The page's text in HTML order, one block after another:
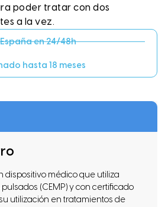
poder tratar con dos
a la vez.
en 24/48h
hasta 18 meses
dispositivo médico que utiliza
(CEMP) y con certificado
utilización en tratamientos de